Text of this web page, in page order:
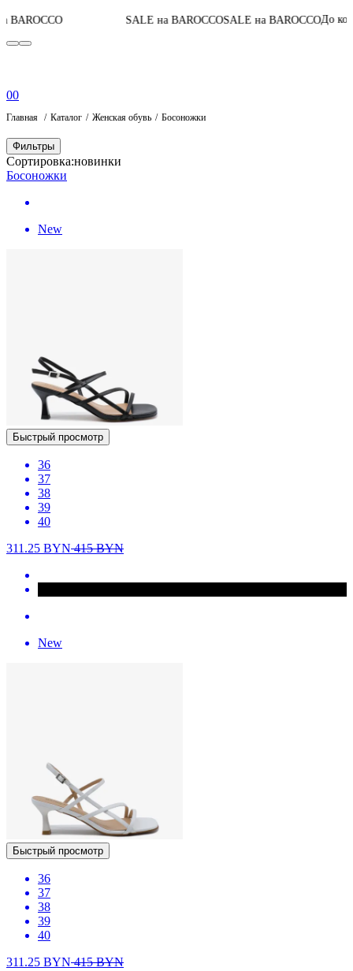
SALE на BAROCCOSALE на BAROCCOДо конца акции
00
Главная Каталог Женская обувь Босоножки
Фильтры
Сортировка:новинки
Босоножки
New
Быстрый просмотр
36
37
38
39
40
311.25 BYN415BYN
New
Быстрый просмотр
36
37
38
39
40
311.25 BYN415BYN